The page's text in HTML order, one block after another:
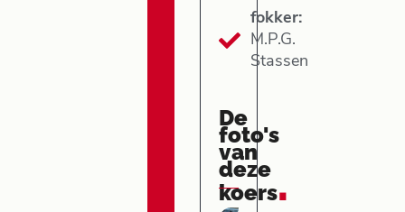
fokker:
M.P.G.
Stassen
De
foto's
van
deze
koers.